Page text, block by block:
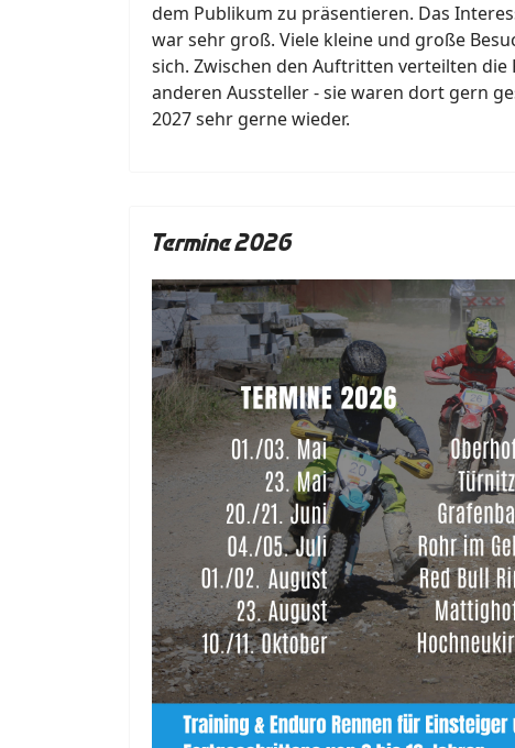
dem Publikum zu präsentieren. Das
war sehr groß. Viele kleine und große
sich. Zwischen den Auftritten verteilten
anderen Aussteller - sie waren dort gern
2027 sehr gerne wieder.
Termine 2026